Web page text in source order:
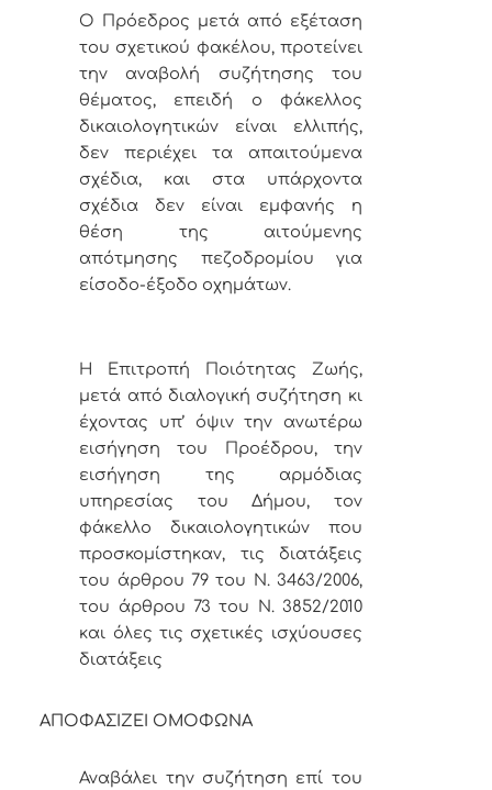
Ο Πρόεδρος μετά από εξέταση
του σχετικού φακέλου, προτείνει
την αναβολή συζήτησης του
θέματος, επειδή ο φάκελλος
δικαιολογητικών είναι ελλιπής,
δεν περιέχει τα απαιτούμενα
σχέδια, και στα υπάρχοντα
σχέδια δεν είναι εμφανής η
θέση της αιτούμενης
απότμησης πεζοδρομίου για
είσοδο-έξοδο οχημάτων.
Η Επιτροπή Ποιότητας Ζωής,
μετά από διαλογική συζήτηση κι
έχοντας υπ’ όψιν την ανωτέρω
εισήγηση του Προέδρου, την
εισήγηση της αρμόδιας
υπηρεσίας του Δήμου, τον
φάκελλο δικαιολογητικών που
προσκομίστηκαν, τις διατάξεις
του άρθρου 79 του Ν. 3463/2006,
του άρθρου 73 του Ν. 3852/2010
και όλες τις σχετικές ισχύουσες
διατάξεις
ΑΠΟΦΑΣΙΖΕΙ ΟΜΟΦΩΝΑ
Αναβάλει την συζήτηση επί του